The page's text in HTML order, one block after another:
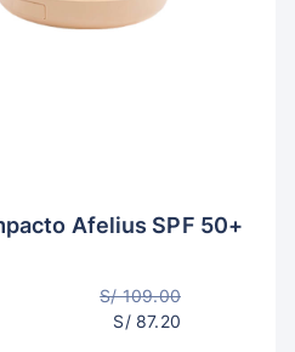
Afelius SPF 50+
S/ 109.00
S/ 87.20